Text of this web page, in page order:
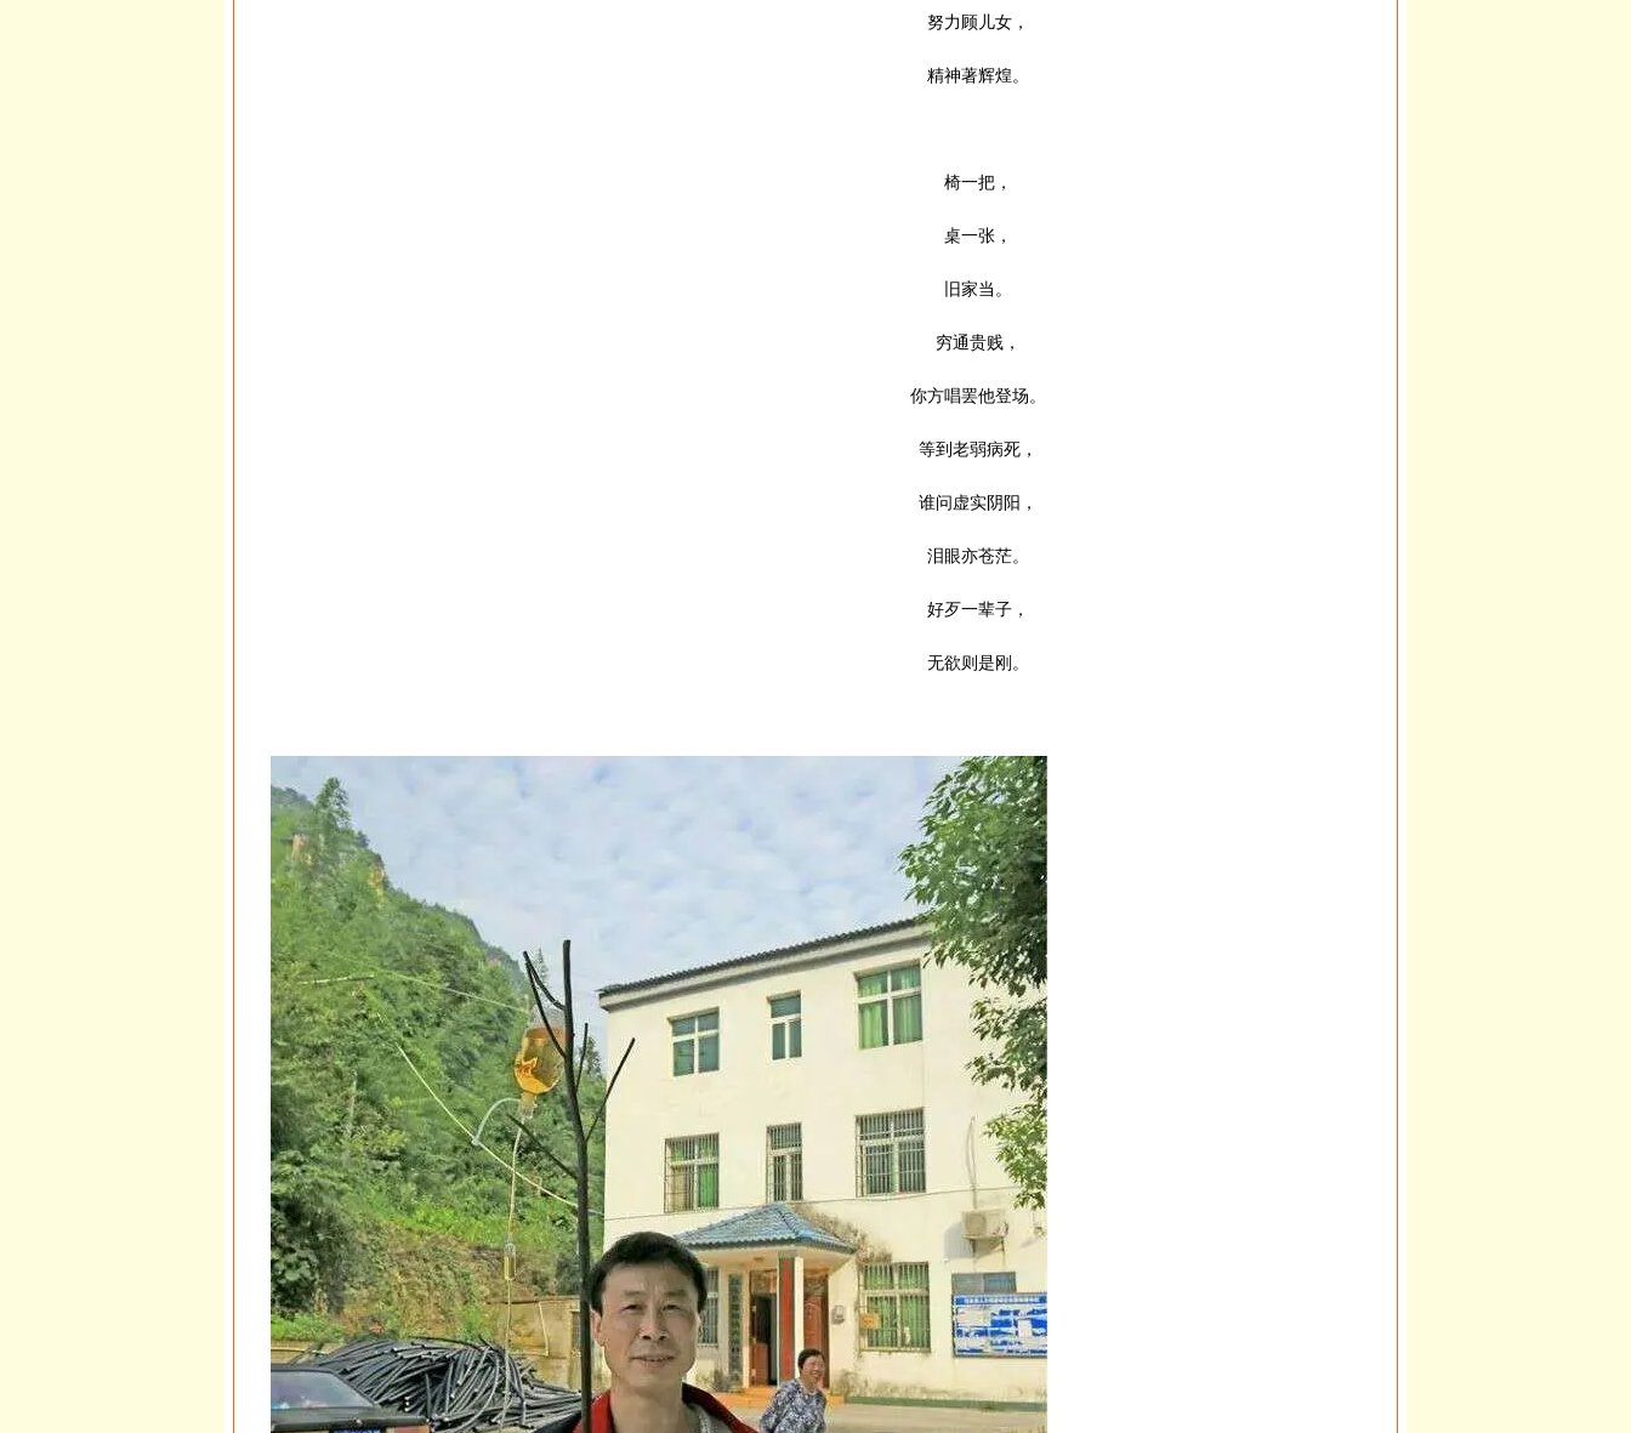
努力顾儿女，
精神著辉煌。
椅一把，
桌一张，
旧家当。
穷通贵贱，
你方唱罢他登场。
等到老弱病死，
谁问虚实阴阳，
泪眼亦苍茫。
好歹一辈子，
无欲则是刚。